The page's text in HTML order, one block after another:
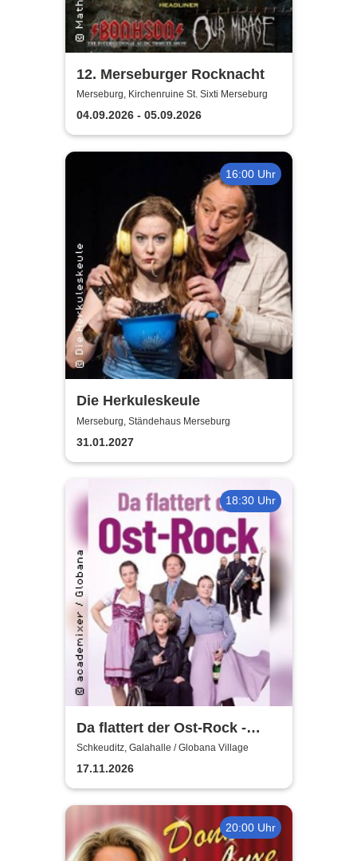
12. Merseburger Rocknacht
Merseburg, Kirchenruine St. Sixti Merseburg
04.09.2026 - 05.09.2026
16:00 Uhr
Die Herkuleskeule
Merseburg, Ständehaus Merseburg
31.01.2027
18:30 Uhr
Da flattert der Ost-Rock -
H.Blank, A. Geißler, R.
Köbernick
Schkeuditz, Galahalle / Globana Village
17.11.2026
20:00 Uhr